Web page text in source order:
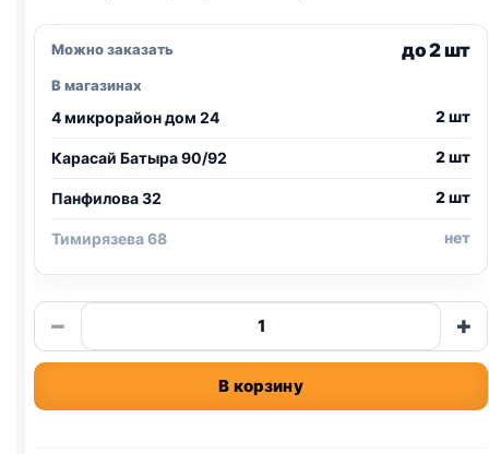
Можно заказать до 2 шт
В магазинах
4 микрорайон дом 24 2 шт
Карасай Батыра 90/92 2 шт
Панфилова 32 2 шт
Тимирязева 68 нет
−
Количество
товара
Cliny
(ВЫВЕДЕНИЕ
+
В корзину